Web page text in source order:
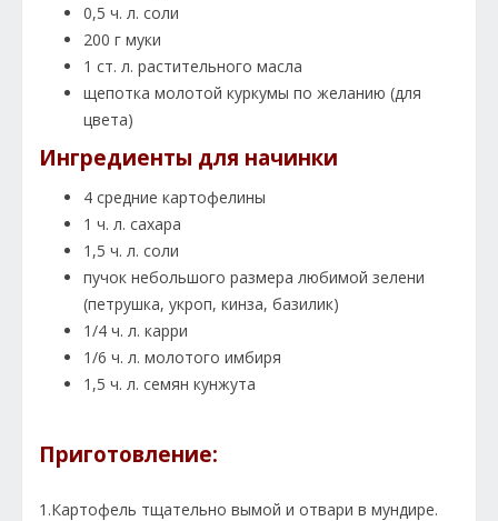
0,5 ч. л. соли
200 г муки
1 ст. л. растительного масла
щепотка молотой куркумы по желанию (для
цвета)
Ингредиенты для начинки
4 средние картофелины
1 ч. л. сахара
1,5 ч. л. соли
пучок небольшого размера любимой зелени
(петрушка, укроп, кинза, базилик)
1/4 ч. л. карри
1/6 ч. л. молотого имбиря
1,5 ч. л. семян кунжута
Приготовление:
1.Картофель тщательно вымой и отвари в мундире.